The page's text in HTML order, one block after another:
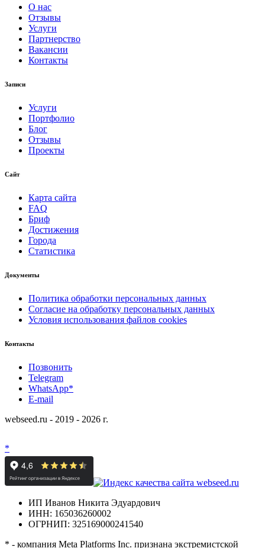
О нас
Отзывы
Услуги
Партнерство
Вакансии
Контакты
Записи
Услуги
Портфолио
Блог
Отзывы
Проекты
Сайт
Карта сайта
FAQ
Бриф
Достижения
Города
Статистика
Документы
Политика обработки персональных данных
Согласие на обработку персональных данных
Условия использования файлов cookies
Контакты
Позвонить
Telegram
WhatsApp*
E-mail
webseed.ru - 2019 - 2026 г.
*
ИП Иванов Никита Эдуардович
ИНН: 165036260002
ОГРНИП: 325169000241540
* - компания Meta Platforms Inc. признана экстремистской